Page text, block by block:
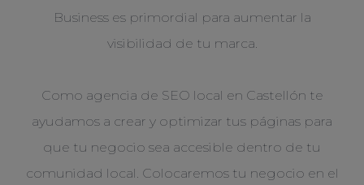
Business es primordial para aumentar la
visibilidad de tu marca.
Como agencia de SEO local en Castellón te
ayudamos a crear y optimizar tus páginas para
que tu negocio sea accesible dentro de tu
comunidad local. Colocaremos tu negocio en el